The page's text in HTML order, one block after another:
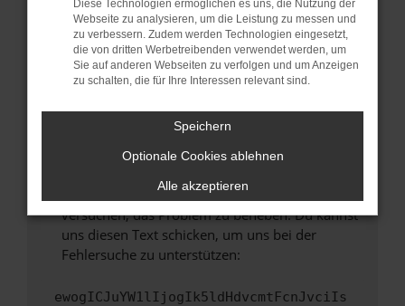
Stelle sicher, dass dein Browser und dein
Betriebssystem auf dem neuesten Stand
sind.
Veraltete Software birgt nicht nur ein
Sicherheitsrisiko, sondern kann auch dazu
führen, dass bestimmte Funktionen nicht mehr
unterstützt werden.
Wende dich an den Webseitenbetreiber.
hast, kontaktiere uns bitte. Wir werden
versuchen, das Problem zu beheben. Du kannst
uns diesen Text schicken, um uns bei der
Fehlersuche zu unterstützen:
ewogICJuYW1lIjogIk5ldHdvcmtFcnJvciIs
Diese Technologien ermöglichen es uns, die Nutzung der
Webseite zu analysieren, um die Leistung zu messen und
zu verbessern. Zudem werden Technologien eingesetzt,
die von dritten Werbetreibenden verwendet werden, um
Sie auf anderen Webseiten zu verfolgen und um Anzeigen
zu schalten, die für Ihre Interessen relevant sind.
Speichern
Optionale Cookies ablehnen
Alle akzeptieren